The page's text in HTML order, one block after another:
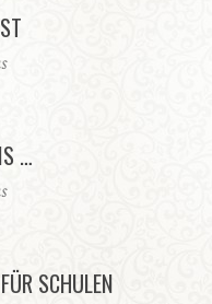
…
SCHULEN